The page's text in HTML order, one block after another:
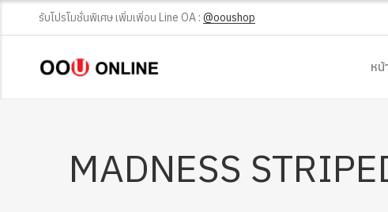
รับโปรโมชั่นพิเศษ เพิ่มเพิ่อน Line OA : @ooushop
หน้
MADNESS